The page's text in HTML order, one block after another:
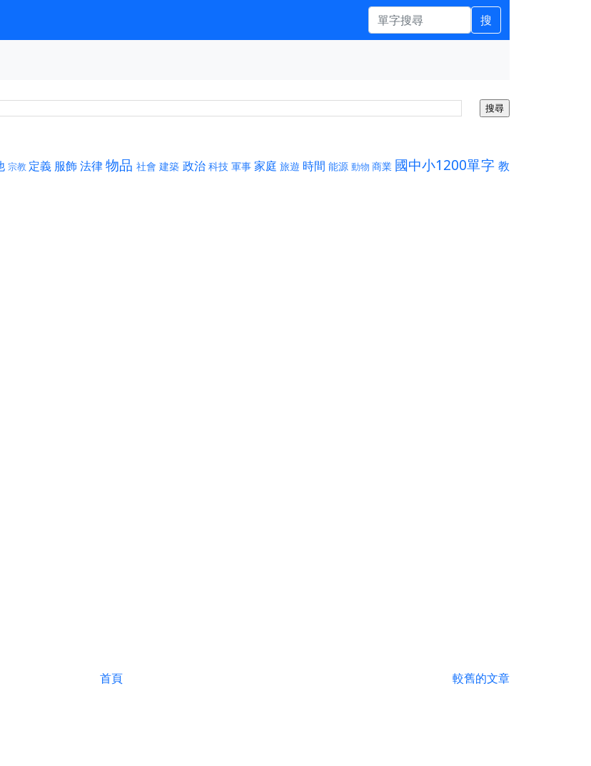
搜
宗教 定義 服飾法律物品 社會 建築 政治 科技 軍事 家庭 旅遊 時間 能源 動物 商業 國中小1200單字 教
較舊的文章
首頁